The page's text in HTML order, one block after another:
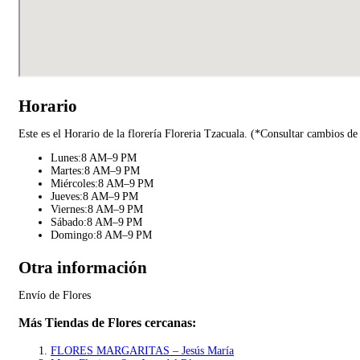
Horario
Este es el Horario de la florería Floreria Tzacuala. (*Consultar cambios
Lunes:8 AM–9 PM
Martes:8 AM–9 PM
Miércoles:8 AM–9 PM
Jueves:8 AM–9 PM
Viernes:8 AM–9 PM
Sábado:8 AM–9 PM
Domingo:8 AM–9 PM
Otra información
Envío de Flores
Más Tiendas de Flores cercanas:
FLORES MARGARITAS – Jesús María